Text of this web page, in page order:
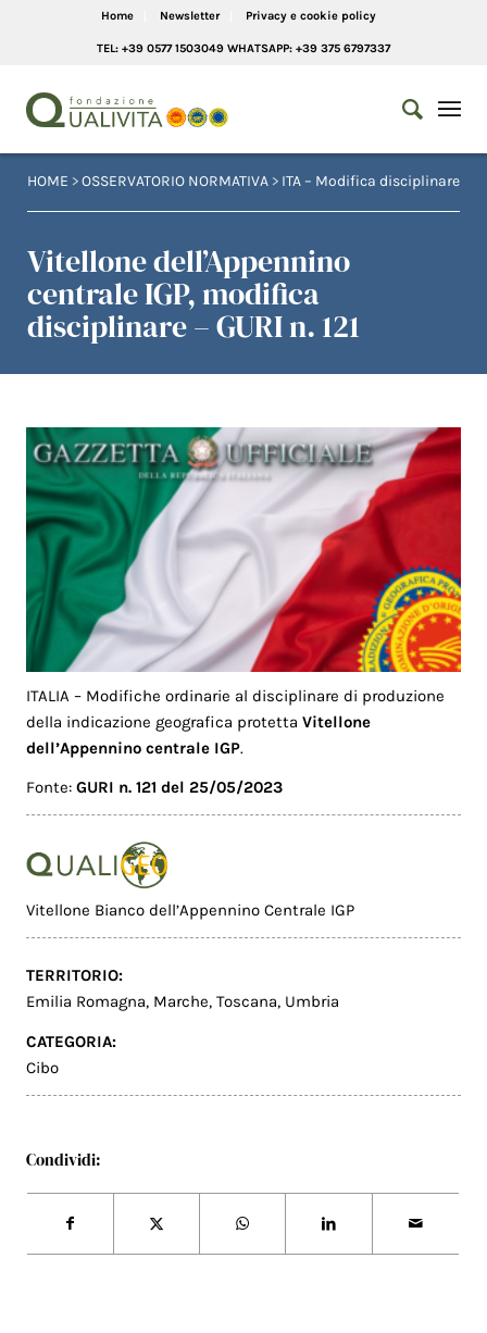
Home Newsletter Privacy e cookie policy
TEL: +39 0577 1503049 WHATSAPP: +39 375 6797337
HOME >OSSERVATORIO NORMATIVA > ITA – Modifica disciplinare
Vitellone dell’Appennino
centrale IGP, modifica
disciplinare – GURI n. 121
ITALIA – Modifiche ordinarie al disciplinare di produzione
della indicazione geografica protettaVitellone
dell’Appennino centrale IGP.
Fonte:GURI n. 121 del 25/05/2023
Vitellone Bianco dell’Appennino Centrale IGP
TERRITORIO:
Emilia Romagna, Marche,Toscana, Umbria
CATEGORIA:
Cibo
Condividi: